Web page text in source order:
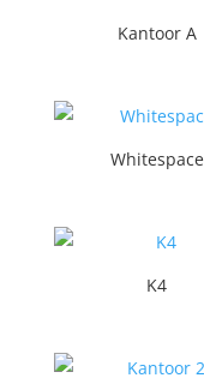
Kantoor A
Whitespace
K4